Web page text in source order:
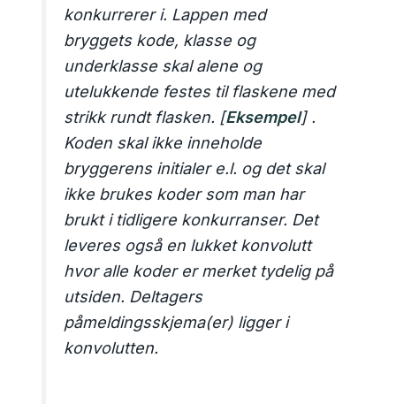
konkurrerer i. Lappen med
bryggets kode, klasse og
underklasse skal alene og
utelukkende festes til flaskene med
strikk rundt flasken. [Eksempel] .
Koden skal ikke inneholde
bryggerens initialer e.l. og det skal
ikke brukes koder som man har
brukt i tidligere konkurranser. Det
leveres også en lukket konvolutt
hvor alle koder er merket tydelig på
utsiden. Deltagers
påmeldingsskjema(er) ligger i
konvolutten.